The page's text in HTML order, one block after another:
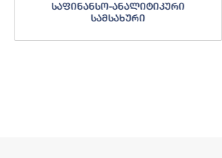
საფინანსო-ანალიტიკური
სამსახური